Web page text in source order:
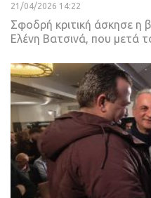
21/04/2026 14:22
Σφοδρή κριτική άσκησε η
Ελένη Βατσινά, που μετά